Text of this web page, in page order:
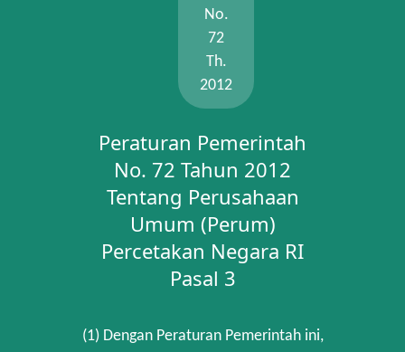
No.
72
Th.
2012
Peraturan Pemerintah
No. 72 Tahun 2012
Tentang Perusahaan
Umum (Perum)
Percetakan Negara RI
Pasal 3
(1) Dengan Peraturan Pemerintah ini,